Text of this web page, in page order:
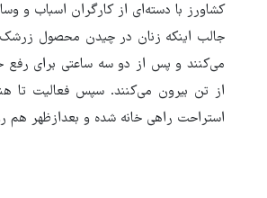
کشاورز با دسته‌ای از کارگران اسباب و
جالب اینکه زنان در چیدن محصول
می‌کنند و پس از دو سه ساعتی برای رفع
از تن بیرون می‌کنند. سپس فعالیت تا
استراحت راهی خانه شده و بعدازظهر هم